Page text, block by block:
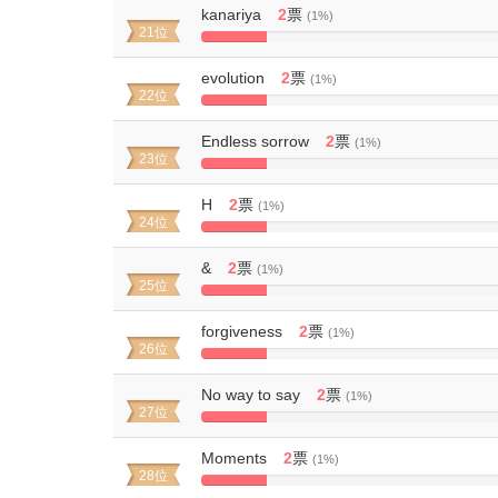
21位
kanariya 2票 (1%)
10%
Complete
22位
evolution 2票 (1%)
10%
Complete
23位
Endless sorrow 2票 (1%)
10%
Complete
24位
H 2票 (1%)
10%
Complete
25位
& 2票 (1%)
10%
Complete
26位
forgiveness 2票 (1%)
10%
Complete
27位
No way to say 2票 (1%)
10%
Complete
28位
Moments 2票 (1%)
10%